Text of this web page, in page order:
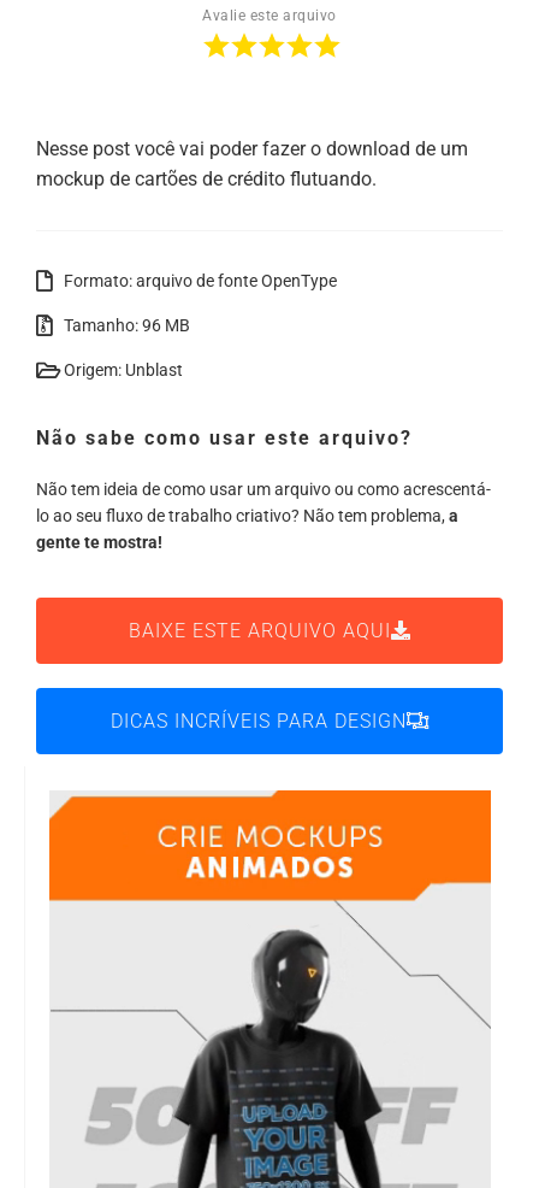
Avalie este arquivo
Nesse post você vai poder fazer o download de um
mockup de cartões de crédito flutuando.
Formato: arquivo de fonte OpenType
Tamanho: 96 MB
Origem: Unblast
Não sabe como usar este arquivo?
Não tem ideia de como usar um arquivo ou como acrescentá-
lo ao seu fluxo de trabalho criativo? Não tem problema, a
gente te mostra!
BAIXE ESTE ARQUIVO AQUI
DICAS INCRÍVEIS PARA DESIGN